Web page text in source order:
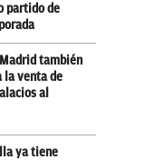
partido de
Madrid también
la venta de
al
ya tiene